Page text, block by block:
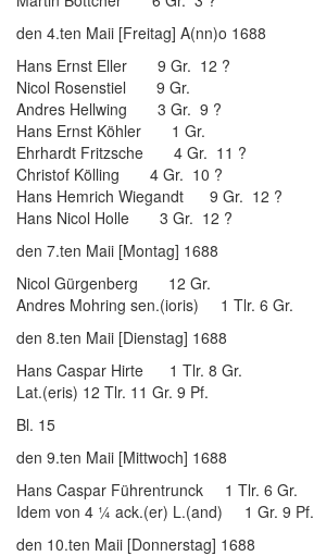
den 4.ten Maii [Freitag] A(nn)o 1688
Hans Ernst Eller 9 Gr. 12 ?
Nicol Rosenstiel 9 Gr.
Andres Hellwing 3 Gr. 9 ?
Hans Ernst Köhler 1 Gr.
Ehrhardt Fritzsche 4 Gr. 11 ?
Christof Kölling 4 Gr. 10 ?
Hans Hemrich Wiegandt 9 Gr. 12 ?
Hans Nicol Holle 3 Gr. 12 ?
den 7.ten Maii [Montag] 1688
Nicol Gürgenberg 12 Gr.
Andres Mohring sen.(ioris) 1 Tlr. 6 Gr.
den 8.ten Maii [Dienstag] 1688
Hans Caspar Hirte 1 Tlr. 8 Gr.
Lat.(eris) 12 Tlr. 11 Gr. 9 Pf.
Bl. 15
den 9.ten Maii [Mittwoch] 1688
Hans Caspar Führentrunck 1 Tlr. 6 Gr.
Idem von 4 ¼ ack.(er) L.(and) 1 Gr. 9 Pf.
den 10.ten Maii [Donnerstag] 1688